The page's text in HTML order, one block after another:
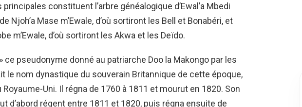
constituent l’arbre généalogique d’Ewal’a Mbedi
Njoh’a Mase m’Ewale, d’où sortiront les Bell et Bonabéri, et
m’Ewale, d’où sortiront les Akwa et les Deïdo.
ce pseudonyme donné au patriarche Doo la Makongo par les
le nom dynastique du souverain Britannique de cette époque,
Royaume-Uni. Il régna de 1760 à 1811 et mourut en 1820. Son
d’abord régent entre 1811 et 1820, puis régna ensuite de